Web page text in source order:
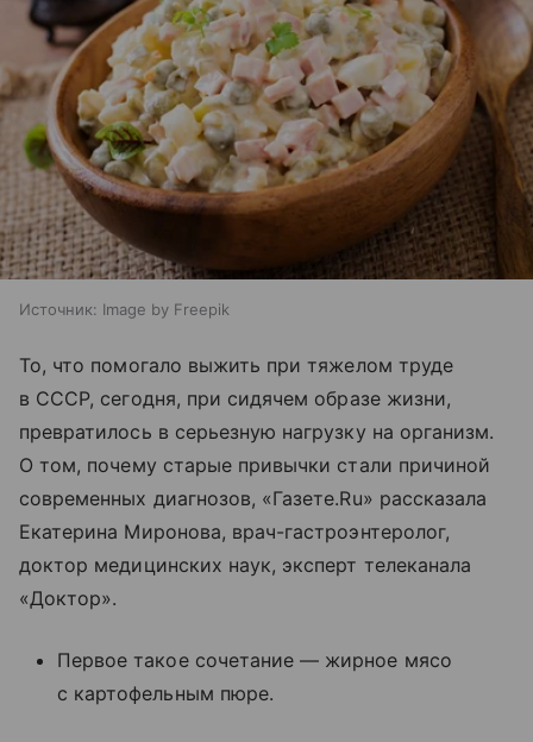
Источник: Image by Freepik
То, что помогало выжить при тяжелом труде
в СССР, сегодня, при сидячем образе жизни,
превратилось в серьезную нагрузку на организм.
О том, почему старые привычки стали причиной
современных диагнозов, «Газете.Ru» рассказала
Екатерина Миронова, врач-гастроэнтеролог,
доктор медицинских наук, эксперт телеканала
«Доктор».
Первое такое сочетание — жирное мясо
с картофельным пюре.